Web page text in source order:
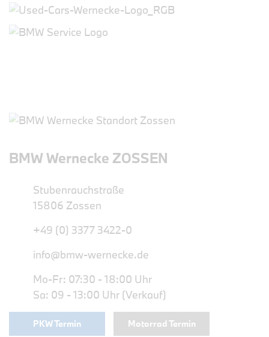
BMW Wernecke ZOSSEN
Stubenrauchstraße
15806 Zossen
+49 (0) 3377 3422-0
info@bmw-wernecke.de
Mo-Fr: 07:30 - 18:00 Uhr
Sa: 09 - 13:00 Uhr (Verkauf)
PKW Termin Motorrad Termin